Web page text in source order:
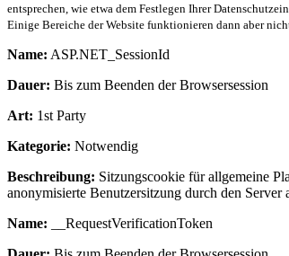
entsprechen, wie etwa dem Festlegen Ihrer
Einige Bereiche der Website funktionieren dann aber
Name: ASP.NET_SessionId
Dauer: Bis zum Beenden der Browsersession
Art: 1st Party
Kategorie: Notwendig
Beschreibung: Sitzungscookie für allgemeine
anonymisierte Benutzersitzung durch den Server
Name: __RequestVerificationToken